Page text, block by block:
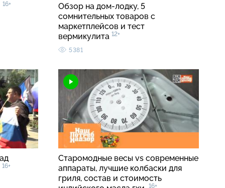
16+
Обзор на дом-лодку, 5
сомнительных товаров с
маркетплейсов и тест
вермикулита 12+
5381
16+
Старомодные весы vs современные
аппараты, лучшие колбаски для
гриля, состав и стоимость
16+